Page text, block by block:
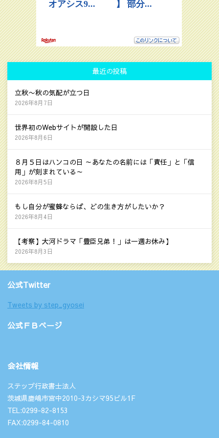
最近の投稿
立秋〜秋の気配が立つ日
2026年8月7日
世界初のWebサイトが開設した日
2026年8月6日
８月５日はハンコの日 ～あなたの名前には「責任」と「信
用」が刻まれている～
2026年8月5日
もし自分が蜜蜂ならば、どの生き方がしたいか？
2026年8月4日
【考察】大河ドラマ「豊臣兄弟！」は一週お休み】
2026年8月3日
公式Twitter
Tweets by step_gyosei
公式ＦＢページ
会社情報
ステップ行政書士法人
茨城県鹿嶋市宮中2010-3カシマ95ビル1F
TEL:0299-82-8153
FAX:0299-84-0810